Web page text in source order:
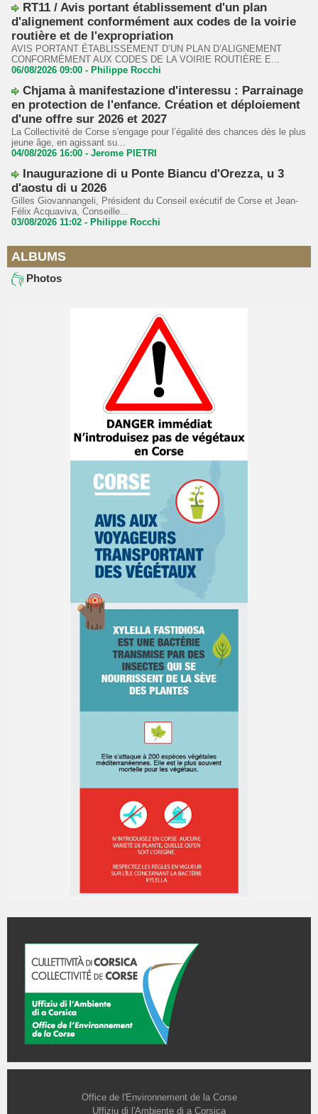
RT11 / Avis portant établissement d'un plan
d'alignement conformément aux codes de la voirie
routière et de l'expropriation
AVIS PORTANT ÉTABLISSEMENT D’UN PLAN D’ALIGNEMENT
CONFORMÉMENT AUX CODES DE LA VOIRIE ROUTIÈRE E...
06/08/2026 09:00 - Philippe Rocchi
Chjama à manifestazione d'interessu : Parrainage
en protection de l'enfance. Création et déploiement
d'une offre sur 2026 et 2027
La Collectivité de Corse s'engage pour l’égalité des chances dès le plus
jeune âge, en agissant su...
04/08/2026 16:00 - Jerome PIETRI
Inaugurazione di u Ponte Biancu d'Orezza, u 3
d'aostu di u 2026
Gilles Giovannangeli, Président du Conseil exécutif de Corse et Jean-
Félix Acquaviva, Conseille...
03/08/2026 11:02 - Philippe Rocchi
ALBUMS
Photos
Office de l'Environnement de la Corse
Uffiziu di l'Ambiente di a Corsica